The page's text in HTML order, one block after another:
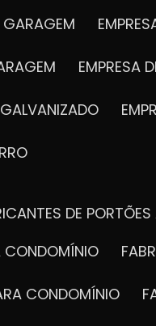
GARAGEM
DE
CONDOMÍNIO
CONDOMÍNIO